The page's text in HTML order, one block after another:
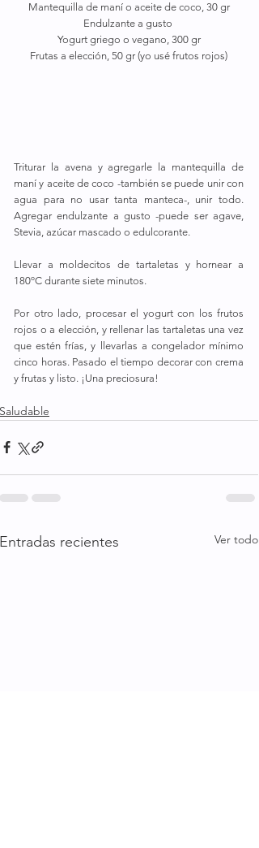
Mantequilla de maní o aceite de coco, 30 gr
Endulzante a gusto
Yogurt griego o vegano, 300 gr
Frutas a elección, 50 gr (yo usé frutos rojos)
Triturar la avena y agregarle la mantequilla de
maní y aceite de coco -también se puede unir con
agua para no usar tanta manteca-, unir todo.
Agregar endulzante a gusto -puede ser agave,
Stevia, azúcar mascado o edulcorante.
Llevar a moldecitos de tartaletas y hornear a
180ºC durante siete minutos.
Por otro lado, procesar el yogurt con los frutos
rojos o a elección, y rellenar las tartaletas una vez
que estén frías, y llevarlas a congelador mínimo
cinco horas. Pasado el tiempo decorar con crema
y frutas y listo. ¡Una preciosura!
Saludable
Entradas recientes Ver todo